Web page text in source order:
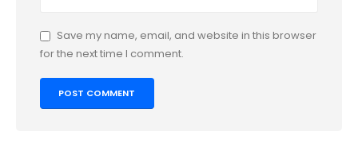
Save my name, email, and website in this browser
for the next time I comment.